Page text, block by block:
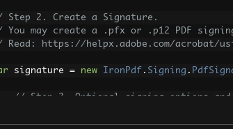
Step 2. Create a Signature.
You may create a .pfx or .p12 PDF
Read: https://helpx.adobe.com/acrobat/
signature = new IronPdf . Signing .
// Step 3. Optional signing options
SigningLocation
= "Chicago, USA",